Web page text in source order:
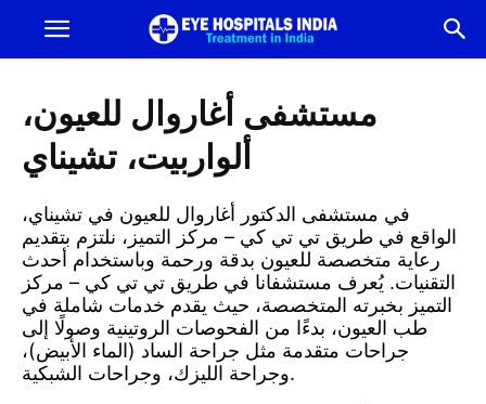
أفضل
للعيون
في
الهند
مستشفى أغاروال للعيون،
ألواربيت، تشيناي
في مستشفى الدكتور أغاروال للعيون في تشيناي،
الواقع في طريق تي تي كي – مركز التميز، نلتزم بتقديم
رعاية متخصصة للعيون بدقة ورحمة وباستخدام أحدث
التقنيات. يُعرف مستشفانا في طريق تي تي كي – مركز
التميز بخبرته المتخصصة، حيث يقدم خدمات شاملة في
طب العيون، بدءًا من الفحوصات الروتينية وصولًا إلى
جراحات متقدمة مثل جراحة الساد (الماء الأبيض)،
وجراحة الليزك، وجراحات الشبكية.